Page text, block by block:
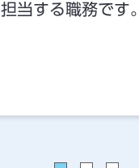
担当する職務です。